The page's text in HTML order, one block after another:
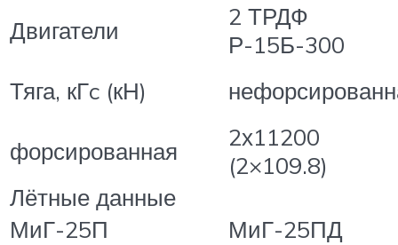
Двигатели
2 ТРДФ
Р-15Б-300
Тяга, кГc (кН)
форсированная
2х11200
(2×109.8)
Лётные данные
МиГ-25П
МиГ-25ПД